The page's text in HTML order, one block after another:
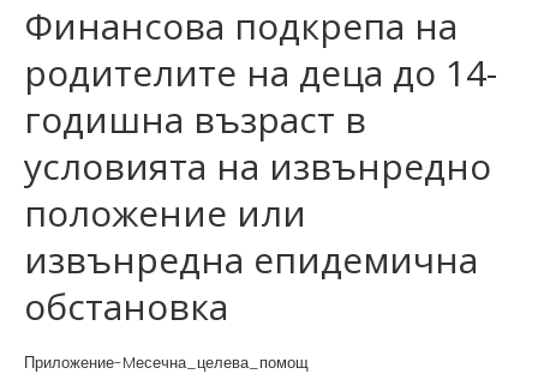
Финансова подкрепа на
родителите на деца до 14-
годишна възраст в
условията на извънредно
положение или
извънредна епидемична
обстановка
Приложение-Mесечна_целева_помощ